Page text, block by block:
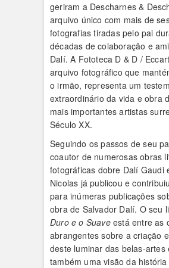
geriram a Descharnes &
arquivo único com mais de
fotografias tiradas pelo pai
décadas de colaboração e
Dalí. A Fototeca D & D /
arquivo fotográfico que
o irmão, representa um
extraordinário da vida e obra
mais importantes artistas
Século XX.
Seguindo os passos de seu
coautor de numerosas obras
fotográficas dobre Dalí Gaudi
Nicolas já publicou e
para inúmeras publicações
obra de Salvador Dalí. O seu
Duro e o Suaveestá entre as
abrangentes sobre a criação
deste luminar das belas-artes
também uma visão da